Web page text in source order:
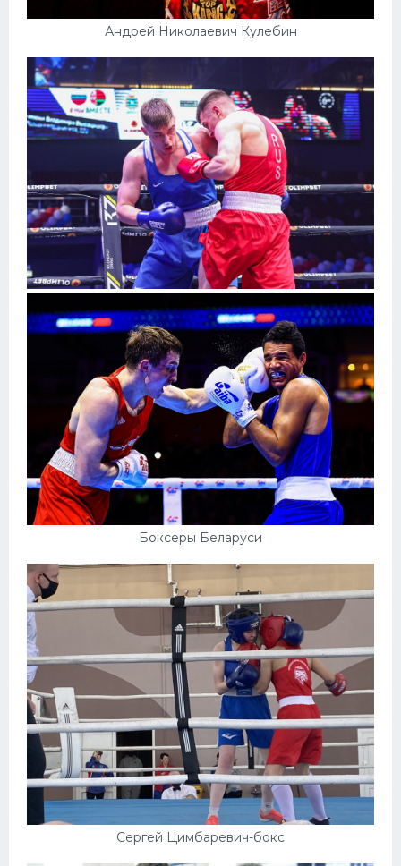
Андрей Николаевич Кулебин
Боксеры Беларуси
Сергей Цимбаревич-бокс